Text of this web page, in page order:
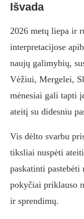
Išvada
2026 metų liepa ir
interpretacijose
naujų galimybių,
Vėžiui, Mergelei,
mėnesiai gali tapti
ateitį su didesniu
Vis dėlto svarbu
tiksliai nuspėti
paskatinti
pokyčiai priklauso
ir sprendimų.